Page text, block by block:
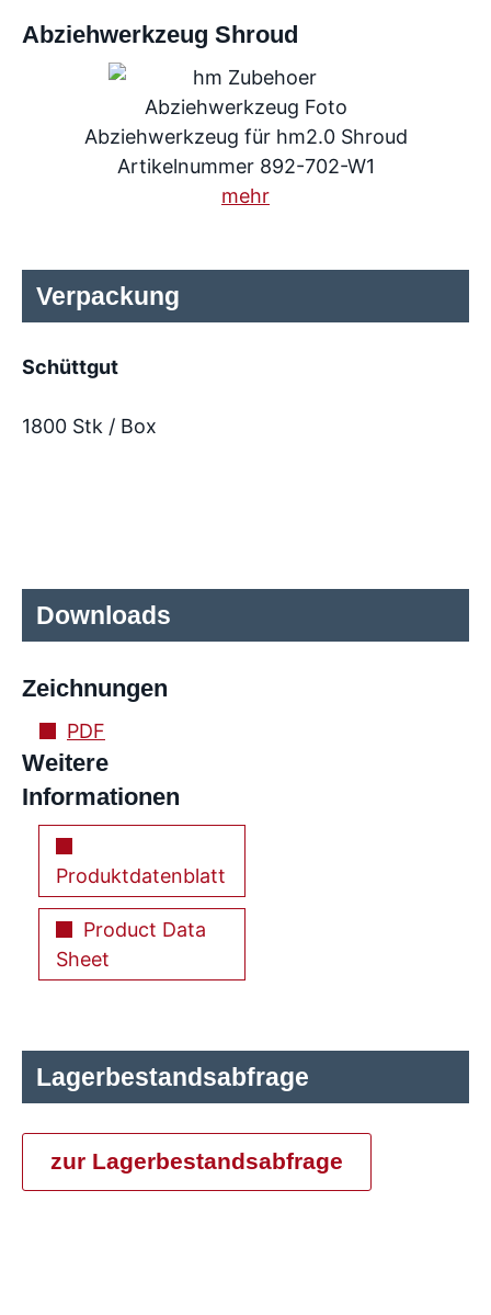
Abziehwerkzeug Shroud
Abziehwerkzeug für hm2.0 Shroud
Artikelnummer 892-702-W1
mehr
Verpackung
Schüttgut
1800 Stk / Box
Downloads
Zeichnungen
PDF
Weitere
Informationen
Produktdatenblatt
Product Data
Sheet
Lagerbestandsabfrage
zur Lagerbestandsabfrage